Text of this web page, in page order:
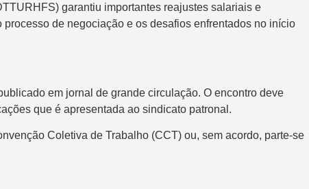
garantiu importantes reajustes salariais e
de negociação e os desafios enfrentados no início
em jornal de grande circulação. O encontro deve
que é apresentada ao sindicato patronal.
Coletiva de Trabalho (CCT) ou, sem acordo, parte-se